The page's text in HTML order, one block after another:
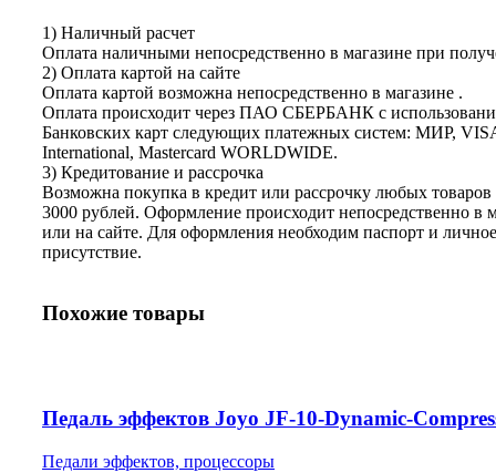
1) Наличный расчет
Оплата наличными непосредственно в магазине при
2) Оплата картой на сайте
Оплата картой возможна непосредственно в магазине .
Оплата происходит через ПАО СБЕРБАНК с
Банковских карт следующих платежных систем: МИР,
International, Mastercard WORLDWIDE.
3) Кредитование и рассрочка
Возможна покупка в кредит или рассрочку любых
3000 рублей. Оформление происходит непосредственно в
или на сайте. Для оформления необходим паспорт и личное
присутствие.
Похожие товары
Педаль эффектов Joyo JF-10-Dynamic-
Педали эффектов, процессоры